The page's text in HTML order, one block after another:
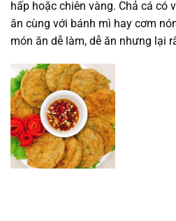
hấp hoặc chiên vàng. Chả cá có
ăn cùng với bánh mì hay cơm
món ăn dễ làm, dễ ăn nhưng lại